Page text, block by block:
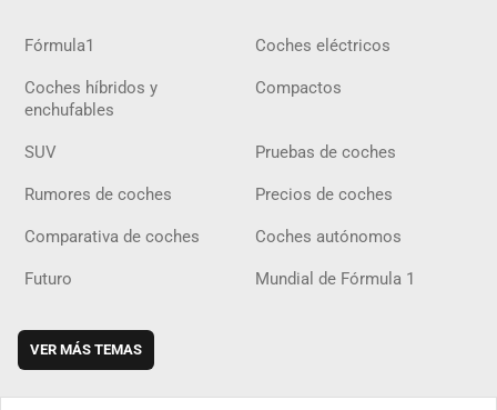
Fórmula1 Coches eléctricos
Coches híbridos y
enchufables
Compactos
SUV Pruebas de coches
Rumores de coches Precios de coches
Comparativa de coches Coches autónomos
Futuro Mundial de Fórmula 1
VER MÁS TEMAS